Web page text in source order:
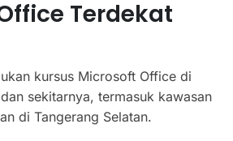
Terdekat
kursus Microsoft Office di
sekitarnya, termasuk kawasan
di Tangerang Selatan.